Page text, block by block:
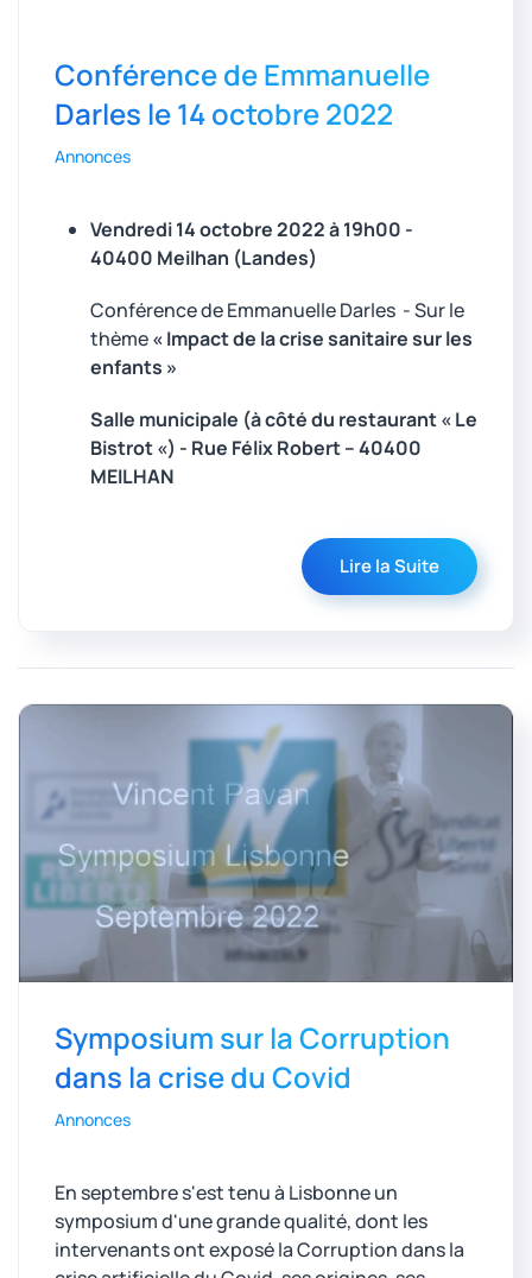
Conférence de Emmanuelle
Darles le 14 octobre 2022
Annonces
Vendredi 14 octobre 2022 à 19h00 -
40400 Meilhan (Landes)
Conférence de Emmanuelle Darles - Sur le
thème« Impact de la crise sanitaire sur les
enfants »
Salle municipale (à côté du restaurant « Le
Bistrot «) - Rue Félix Robert – 40400
MEILHAN
Lire la Suite
Symposium sur la Corruption
dans la crise du Covid
Annonces
En septembre s'est tenu à Lisbonne un
symposium d'une grande qualité, dont les
intervenants ont exposé la Corruption dans la